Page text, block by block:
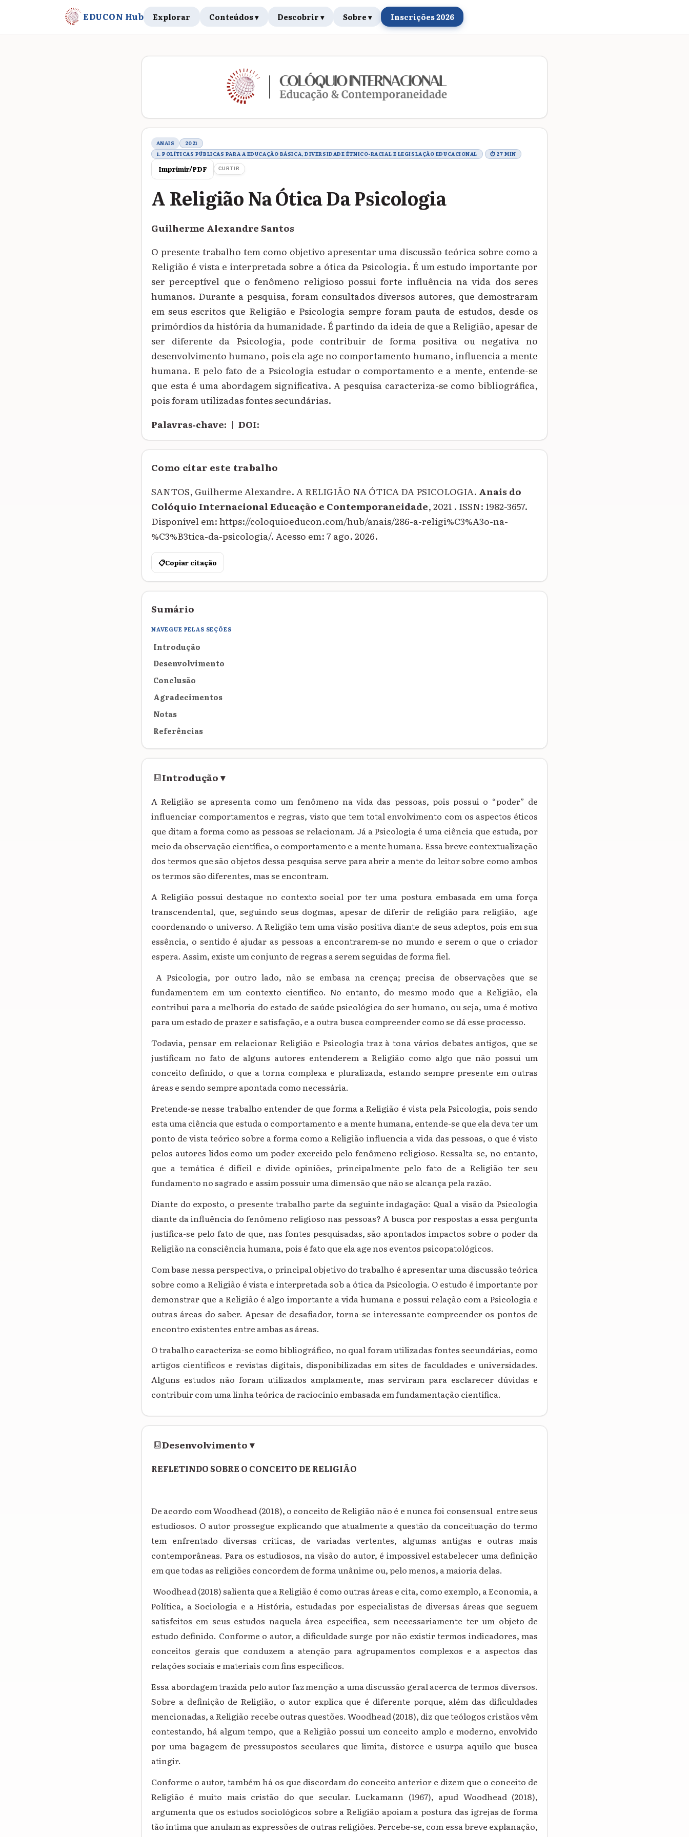
EDUCON Hub Explorar Conteúdos ▾ Descobrir ▾ Sobre ▾ Inscrições 2026
Metadados do trabalho
ANAIS
2021
1. POLÍTICAS PÚBLICAS PARA A EDUCAÇÃO BÁSICA, DIVERSIDADE ÉTNICO-RACIAL E LEGISLAÇÃO EDUCACIONAL
⏱ 27 MIN
Imprimir/PDF CURTIR
A Religião Na Ótica Da Psicologia
Guilherme Alexandre Santos
O presente trabalho tem como objetivo apresentar uma discussão teórica sobre como a
Religião é vista e interpretada sobre a ótica da Psicologia. É um estudo importante por
ser perceptível que o fenômeno religioso possui forte influência na vida dos seres
humanos. Durante a pesquisa, foram consultados diversos autores, que demostraram
em seus escritos que Religião e Psicologia sempre foram pauta de estudos, desde os
primórdios da história da humanidade. É partindo da ideia de que a Religião, apesar de
ser diferente da Psicologia, pode contribuir de forma positiva ou negativa no
desenvolvimento humano, pois ela age no comportamento humano, influencia a mente
humana. E pelo fato de a Psicologia estudar o comportamento e a mente, entende-se
que esta é uma abordagem significativa. A pesquisa caracteriza-se como bibliográfica,
pois foram utilizadas fontes secundárias.
Palavras‑chave: | DOI:
Como citar este trabalho
SANTOS, Guilherme Alexandre. A RELIGIÃO NA ÓTICA DA PSICOLOGIA. Anais do
Colóquio Internacional Educação e Contemporaneidade, 2021 . ISSN: 1982-3657.
Disponível em: https://coloquioeducon.com/hub/anais/286-a-religi%C3%A3o-na-
%C3%B3tica-da-psicologia/. Acesso em: 7 ago. 2026.
📋Copiar citação
Sumário
NAVEGUE PELAS SEÇÕES
Introdução
Desenvolvimento
Conclusão
Agradecimentos
Notas
Referências
Introdução▾
A Religião se apresenta como um fenômeno na vida das pessoas, pois possui o “poder” de
influenciar comportamentos e regras, visto que tem total envolvimento com os aspectos éticos
que ditam a forma como as pessoas se relacionam. Já a Psicologia é uma ciência que estuda, por
meio da observação científica, o comportamento e a mente humana. Essa breve contextualização
dos termos que são objetos dessa pesquisa serve para abrir a mente do leitor sobre como ambos
os termos são diferentes, mas se encontram.
A Religião possui destaque no contexto social por ter uma postura embasada em uma força
transcendental, que, seguindo seus dogmas, apesar de diferir de religião para religião, age
coordenando o universo. A Religião tem uma visão positiva diante de seus adeptos, pois em sua
essência, o sentido é ajudar as pessoas a encontrarem-se no mundo e serem o que o criador
espera. Assim, existe um conjunto de regras a serem seguidas de forma fiel.
A Psicologia, por outro lado, não se embasa na crença; precisa de observações que se
fundamentem em um contexto científico. No entanto, do mesmo modo que a Religião, ela
contribui para a melhoria do estado de saúde psicológica do ser humano, ou seja, uma é motivo
para um estado de prazer e satisfação, e a outra busca compreender como se dá esse processo.
Todavia, pensar em relacionar Religião e Psicologia traz à tona vários debates antigos, que se
justificam no fato de alguns autores entenderem a Religião como algo que não possui um
conceito definido, o que a torna complexa e pluralizada, estando sempre presente em outras
áreas e sendo sempre apontada como necessária.
Pretende-se nesse trabalho entender de que forma a Religião é vista pela Psicologia, pois sendo
esta uma ciência que estuda o comportamento e a mente humana, entende-se que ela deva ter um
ponto de vista teórico sobre a forma como a Religião influencia a vida das pessoas, o que é visto
pelos autores lidos como um poder exercido pelo fenômeno religioso. Ressalta-se, no entanto,
que a temática é difícil e divide opiniões, principalmente pelo fato de a Religião ter seu
fundamento no sagrado e assim possuir uma dimensão que não se alcança pela razão.
Diante do exposto, o presente trabalho parte da seguinte indagação: Qual a visão da Psicologia
diante da influência do fenômeno religioso nas pessoas? A busca por respostas a essa pergunta
justifica-se pelo fato de que, nas fontes pesquisadas, são apontados impactos sobre o poder da
Religião na consciência humana, pois é fato que ela age nos eventos psicopatológicos.
Com base nessa perspectiva, o principal objetivo do trabalho é apresentar uma discussão teórica
sobre como a Religião é vista e interpretada sob a ótica da Psicologia. O estudo é importante por
demonstrar que a Religião é algo importante a vida humana e possui relação com a Psicologia e
outras áreas do saber. Apesar de desafiador, torna-se interessante compreender os pontos de
encontro existentes entre ambas as áreas.
O trabalho caracteriza-se como bibliográfico, no qual foram utilizadas fontes secundárias, como
artigos científicos e revistas digitais, disponibilizadas em sites de faculdades e universidades.
Alguns estudos não foram utilizados amplamente, mas serviram para esclarecer dúvidas e
contribuir com uma linha teórica de raciocínio embasada em fundamentação científica.
Desenvolvimento▾
REFLETINDO SOBRE O CONCEITO DE RELIGIÃO
De acordo com Woodhead (2018), o conceito de Religião não é e nunca foi consensual entre seus
estudiosos. O autor prossegue explicando que atualmente a questão da conceituação do termo
tem enfrentado diversas críticas, de variadas vertentes, algumas antigas e outras mais
contemporâneas. Para os estudiosos, na visão do autor, é impossível estabelecer uma definição
em que todas as religiões concordem de forma unânime ou, pelo menos, a maioria delas.
Woodhead (2018) salienta que a Religião é como outras áreas e cita, como exemplo, a Economia, a
Política, a Sociologia e a História, estudadas por especialistas de diversas áreas que seguem
satisfeitos em seus estudos naquela área específica, sem necessariamente ter um objeto de
estudo definido. Conforme o autor, a dificuldade surge por não existir termos indicadores, mas
conceitos gerais que conduzem a atenção para agrupamentos complexos e a aspectos das
relações sociais e materiais com fins específicos.
Essa abordagem trazida pelo autor faz menção a uma discussão geral acerca de termos diversos.
Sobre a definição de Religião, o autor explica que é diferente porque, além das dificuldades
mencionadas, a Religião recebe outras questões. Woodhead (2018), diz que teólogos cristãos vêm
contestando, há algum tempo, que a Religião possui um conceito amplo e moderno, envolvido
por uma bagagem de pressupostos seculares que limita, distorce e usurpa aquilo que busca
atingir.
Conforme o autor, também há os que discordam do conceito anterior e dizem que o conceito de
Religião é muito mais cristão do que secular. Luckamann (1967), apud Woodhead (2018),
argumenta que os estudos sociológicos sobre a Religião apoiam a postura das igrejas de forma
tão íntima que anulam as expressões de outras religiões. Percebe-se, com essa breve explanação,